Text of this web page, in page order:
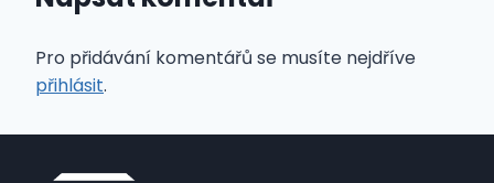
Pro přidávání komentářů se musíte nejdříve
přihlásit.